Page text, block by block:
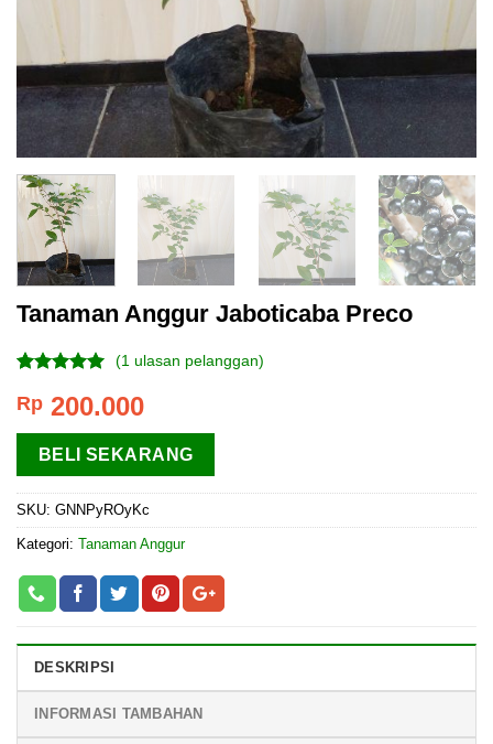
Tanaman Anggur Jaboticaba Preco
5.00 dari 5
berdasarkan
penilaian
pelanggan
(1 ulasan pelanggan)
Rp 200.000
BELI SEKARANG
SKU: GNNPyROyKc
Kategori: Tanaman Anggur
DESKRIPSI
INFORMASI TAMBAHAN